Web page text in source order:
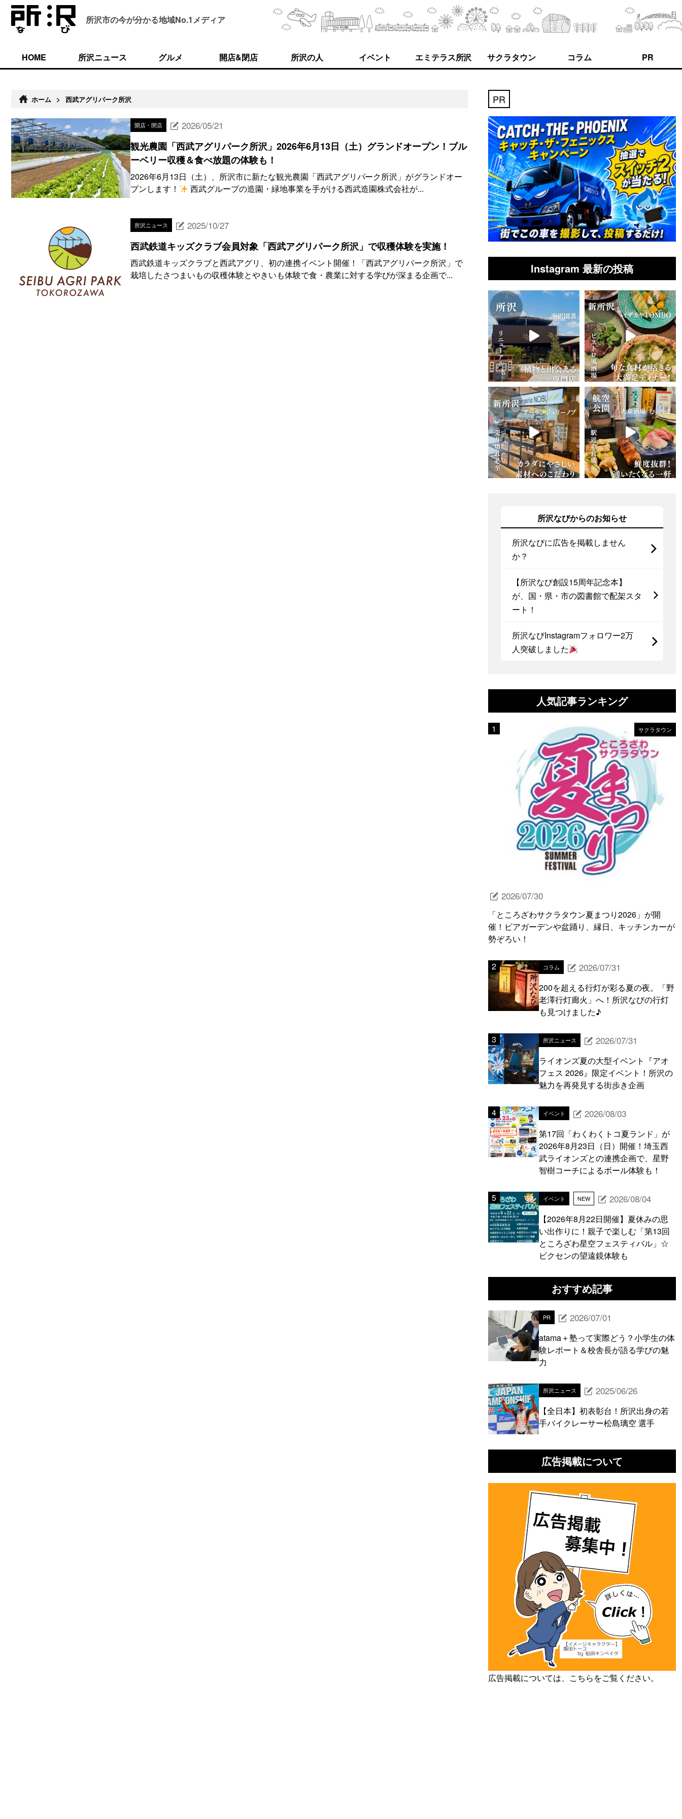
所沢市の今が分かる地域No.1メディア
HOME 所沢ニュース グルメ 開店&閉店 所沢の人 イベント エミテラス所沢 サクラタウン コラム PR
ホーム > 西武アグリパーク所沢
開店・閉店 2026/05/21
観光農園「西武アグリパーク所沢」2026年6月13日（土）グランドオープン！ブル
ーベリー収穫＆食べ放題の体験も！
2026年6月13日（土）、所沢市に新たな観光農園「西武アグリパーク所沢」がグランドオー
プンします！
西武グループの造園・緑地事業を手がける西武造園株式会社が...
所沢ニュース 2025/10/27
西武鉄道キッズクラブ会員対象「西武アグリパーク所沢」で収穫体験を実施！
西武鉄道キッズクラブと西武アグリ、初の連携イベント開催！「西武アグリパーク所沢」で
栽培したさつまいもの収穫体験とやきいも体験で食・農業に対する学びが深まる企画で...
PR
Instagram 最新の投稿
所沢なびからのお知らせ
所沢なびに広告を掲載しません
か？
【所沢なび創設15周年記念本】
が、国・県・市の図書館で配架スタ
ート！
所沢なびInstagramフォロワー2万
人突破しました
人気記事ランキング
サクラタウン
2026/07/30
「ところざわサクラタウン夏まつり2026」が開
催！ビアガーデンや盆踊り、縁日、キッチンカーが
勢ぞろい！
コラム 2026/07/31
200を超える行灯が彩る夏の夜。「野
老澤行灯廊火」へ！所沢なびの行灯
も見つけました♪
所沢ニュース 2026/07/31
ライオンズ夏の大型イベント『アオ
フェス 2026』限定イベント！所沢の
魅力を再発見する街歩き企画
イベント 2026/08/03
第17回「わくわくトコ夏ランド」が
2026年8月23日（日）開催！埼玉西
武ライオンズとの連携企画で、星野
智樹コーチによるボール体験も！
イベント NEW 2026/08/04
【2026年8月22日開催】夏休みの思
い出作りに！親子で楽しむ「第13回
ところざわ星空フェスティバル」☆
ビクセンの望遠鏡体験も
おすすめ記事
PR 2026/07/01
atama＋塾って実際どう？小学生の体
験レポート＆校舎長が語る学びの魅
力
所沢ニュース 2025/06/26
【全日本】初表彰台！所沢出身の若
手バイクレーサー松島璃空 選手
広告掲載について
広告掲載については、こちらをご覧ください。